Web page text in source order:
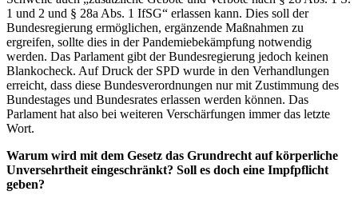
1 und 2 und § 28a Abs. 1 IfSG“ erlassen kann. Dies soll der
Bundesregierung ermöglichen, ergänzende Maßnahmen zu
ergreifen, sollte dies in der Pandemiebekämpfung notwendig
werden. Das Parlament gibt der Bundesregierung jedoch keinen
Blankocheck. Auf Druck der SPD wurde in den Verhandlungen
erreicht, dass diese Bundesverordnungen nur mit Zustimmung des
Bundestages und Bundesrates erlassen werden können. Das
Parlament hat also bei weiteren Verschärfungen immer das letzte
Wort.
Warum wird mit dem Gesetz das Grundrecht auf körperliche
Unversehrtheit eingeschränkt? Soll es doch eine Impfpflicht
geben?